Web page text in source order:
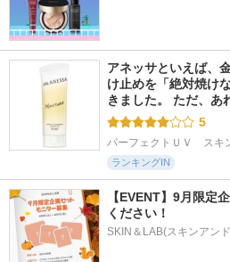
アネッサといえば、
け止めを「絶対焼け
きました。 ただ、
5
パーフェクトＵＶ　スキ
ランキングIN
【EVENT】9月限定
ください！
SKIN＆LAB(スキンアン